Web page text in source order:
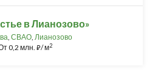
в Лианозово»
, СВАО, Лианозово
0,2 млн. ⃏/ м2